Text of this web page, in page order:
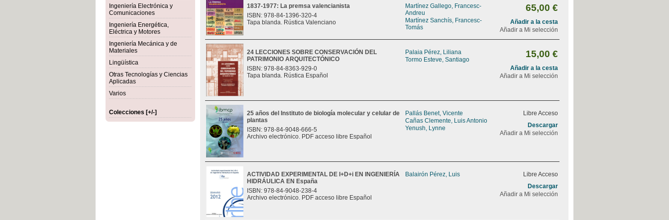
Ingeniería Electrónica y
Comunicaciones
Ingeniería Energética,
Eléctrica y Motores
Ingeniería Mecánica y de
Materiales
Lingüística
Otras Tecnologías y Ciencias
Aplicadas
Varios
Colecciones [+/-]
1837-1977: La premsa valencianista
ISBN: 978-84-1396-320-4
Tapa blanda. Rústica Valenciano
Martínez Gallego, Francesc-
Andreu
Martínez Sanchís, Francesc-
Tomás
65,00 €
Añadir a la cesta
Añadir a Mi selección
24 LECCIONES SOBRE CONSERVACIÓN DEL
PATRIMONIO ARQUITECTÓNICO
ISBN: 978-84-8363-929-0
Tapa blanda. Rústica Español
Palaia Pérez, Liliana
Tormo Esteve, Santiago
15,00 €
Añadir a la cesta
Añadir a Mi selección
25 años del Instituto de biología molecular y celular de
plantas
ISBN: 978-84-9048-666-5
Archivo electrónico. PDF acceso libre Español
Pallás Benet, Vicente
Cañas Clemente, Luis Antonio
Yenush, Lynne
Libre Acceso
Descargar
Añadir a Mi selección
ACTIVIDAD EXPERIMENTAL DE I+D+i EN INGENIERÍA
HIDRÁULICA EN España
ISBN: 978-84-9048-238-4
Archivo electrónico. PDF acceso libre Español
Balairón Pérez, Luis
Libre Acceso
Descargar
Añadir a Mi selección